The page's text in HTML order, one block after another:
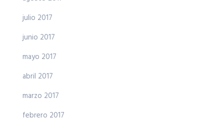
julio 2017
junio 2017
mayo 2017
abril 2017
marzo 2017
febrero 2017